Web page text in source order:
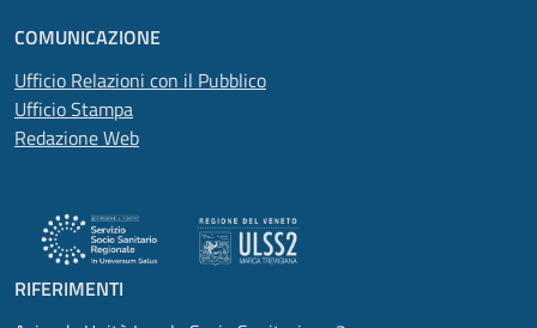
COMUNICAZIONE
Ufficio Relazioni con il Pubblico
Ufficio Stampa
Redazione Web
RIFERIMENTI